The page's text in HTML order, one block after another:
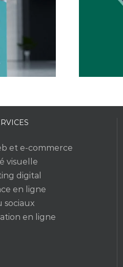
et e-commerce
visuelle
digital
en ligne
sociaux
en ligne